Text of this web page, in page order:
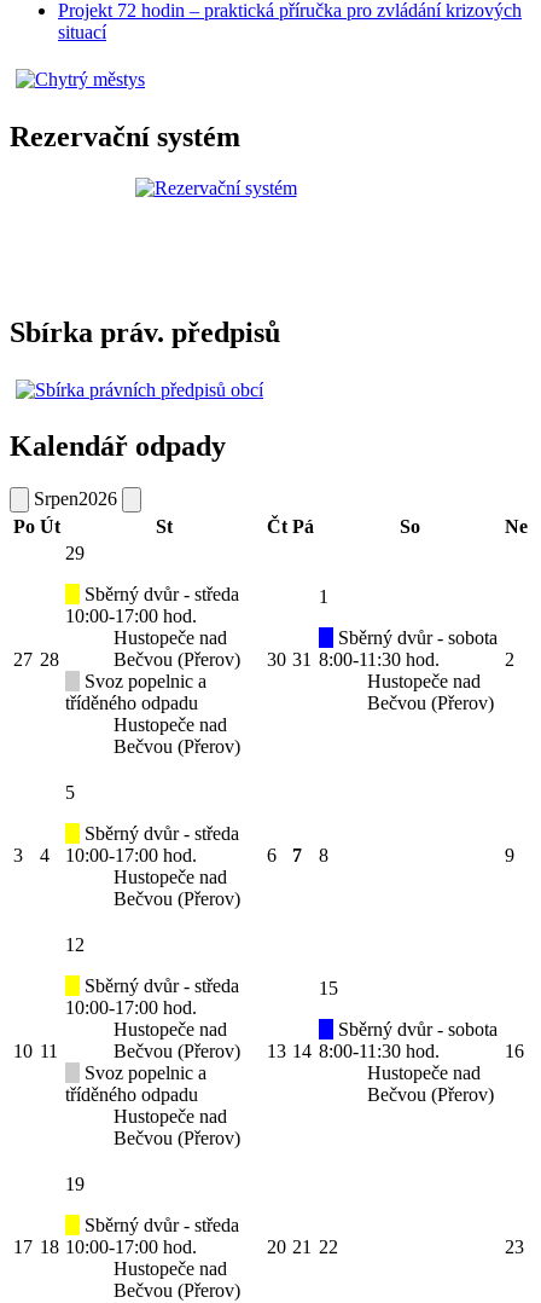
Projekt 72 hodin – praktická příručka pro zvládání krizových
situací
Rezervační systém
Sbírka práv. předpisů
Kalendář odpady
Srpen2026
Po Út St Čt Pá So Ne
27 28
29
Sběrný dvůr - středa
10:00-17:00 hod.
Hustopeče nad
Bečvou (Přerov)
Svoz popelnic a
tříděného odpadu
Hustopeče nad
Bečvou (Přerov)
30 31
1
Sběrný dvůr - sobota
8:00-11:30 hod.
Hustopeče nad
Bečvou (Přerov)
2
3 4
5
Sběrný dvůr - středa
10:00-17:00 hod.
Hustopeče nad
Bečvou (Přerov)
6 7 8 9
10 11
12
Sběrný dvůr - středa
10:00-17:00 hod.
Hustopeče nad
Bečvou (Přerov)
Svoz popelnic a
tříděného odpadu
Hustopeče nad
Bečvou (Přerov)
13 14
15
Sběrný dvůr - sobota
8:00-11:30 hod.
Hustopeče nad
Bečvou (Přerov)
16
17 18
19
Sběrný dvůr - středa
10:00-17:00 hod.
Hustopeče nad
Bečvou (Přerov)
20 21 22 23